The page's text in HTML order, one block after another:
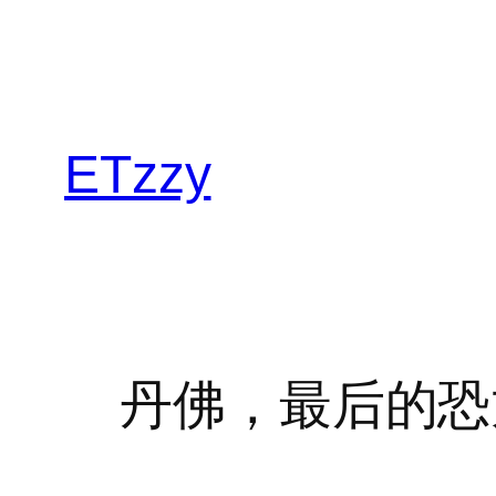
ETzzy
丹佛，最后的